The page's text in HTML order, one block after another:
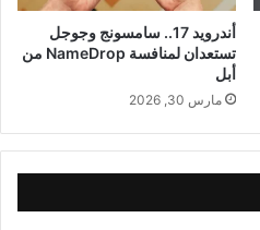
أندرويد 17.. سامسونج وجوجل
تستعدان لمنافسة NameDrop من
أبل
مارس 30, 2026